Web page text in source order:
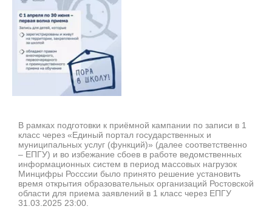
В рамках подготовки к приёмной кампании по записи в 1
класс через «Единый портал государственных и
муниципальных услуг (функций)» (далее соответственно
– ЕПГУ) и во избежание сбоев в работе ведомственных
информационных систем в период массовых нагрузок
Минцифры Росссии было принято решение установить
время открытия образовательных организаций Ростовской
области для приема заявлений в 1 класс через ЕПГУ
31.03.2025 23:00.